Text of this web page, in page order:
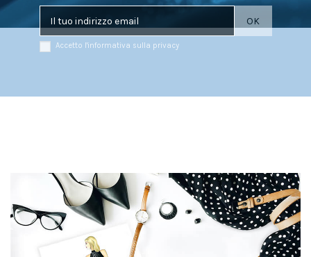
Accetto l'informativa sulla privacy